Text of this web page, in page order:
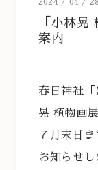
2024 / 04 /
「小林晃
案内
春日神社
晃 植物画
７ 月末日
お知らせし